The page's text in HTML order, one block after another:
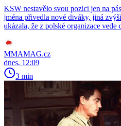
KSW nestavělo svou pozici jen na
jména přivedla nové diváky, jiná
ukázala, že z polské organizace vede
MMAMAG.cz
dnes, 12:09
3 min